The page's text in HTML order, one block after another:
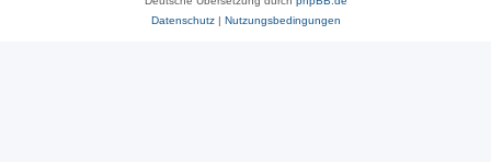
Datenschutz| Nutzungsbedingungen